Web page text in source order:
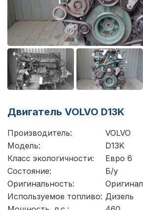
Двигатель VOLVO D13K
Производитель:
VOLVO
Модель:
D13K
Класс экологичности:
Евро 6
Состояние:
Б/у
Оригинальность:
Оригинал
Используемое топливо: Дизель